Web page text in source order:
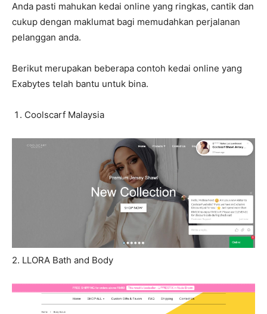
Anda pasti mahukan kedai online yang ringkas, cantik dan
cukup dengan maklumat bagi memudahkan perjalanan
pelanggan anda.
Berikut merupakan beberapa contoh kedai online yang
Exabytes telah bantu untuk bina.
Coolscarf Malaysia
2. LLORA Bath and Body